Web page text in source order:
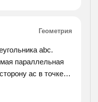
Геометрия
abc.
параллельная
ac в точке f.